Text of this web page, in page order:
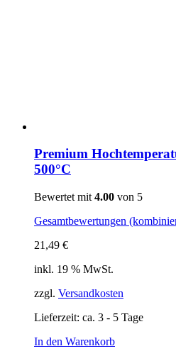
Premium
500°C
Bewertet mit 4.00 von 5
Gesamtbewertungen
21,49 €
inkl. 19 % MwSt.
zzgl. Versandkosten
Lieferzeit: ca. 3 - 5 Tage
In den Warenkorb